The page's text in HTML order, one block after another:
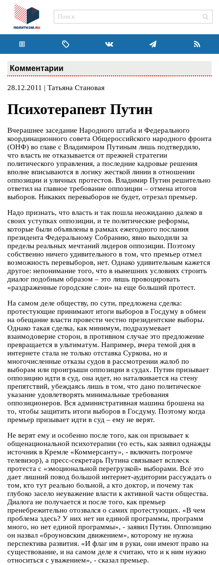
Комментарии
28.12.2011 | Татьяна Становая
Психотерапевт Путин
Вчерашнее заседание Народного штаба и Федерального
координационного совета Общероссийского народного фронта
(ОНФ) во главе с Владимиром Путиным лишь подтвердило,
что власть не отказывается от прежней стратегии
политического управления, а последние кадровые решения
вполне вписываются в логику жесткой линии в отношении
оппозиции и уличных протестов. Владимир Путин решительно
ответил на главное требование оппозиции – отмена итогов
выборов. Никаких перевыборов не будет, отрезал премьер.
Надо признать, что власть и так пошла неожиданно далеко в
своих уступках оппозиции, и те политические реформы,
которые были объявлены в рамках ежегодного послания
президента Федеральному Собранию, явно выходили за
пределы реальных мечтаний лидеров оппозиции. Поэтому
собственно ничего удивительного в том, что премьер отмел
возможность перевыборов, нет. Однако удивительным кажется
другое: непонимание того, что в нынешних условиях строить
диалог подобным образом – это лишь провоцировать
«раздраженные городские слои» на еще больший протест.
На самом деле обществу, по сути, предложена сделка:
протестующие принимают итоги выборов в Госдуму в обмен
на обещание власти провести честно президентские выборы.
Однако такая сделка, как минимум, подразумевает
взаимодоверие сторон, в противном случае это предложение
превращается в ультиматум. Например, вчера темой дня в
интернете стала не только отставка Суркова, но и
многочисленные отказы судов в рассмотрении жалоб по
выборам или проигрыши оппозиции в судах. Путин призывает
оппозицию идти в суд, она идет, но наталкивается на стену
препятствий, убеждаясь лишь в том, что дано политическое
указание удовлетворять минимальные требования
оппозиционеров. Вся административная машина брошена на
то, чтобы защитить итоги выборов в Госдуму. Поэтому когда
премьер призывает идти в суд – ему не верят.
Не верят ему и особенно после того, как он призывает к
общенациональной психотерапии (то есть, как заявил однажды
источник в Кремле «Коммерсанту», - включить погромче
телевизор), а пресс-секретарь Путина связывает всплеск
протеста с «эмоциональной перегрузкой» выборами. Всё это
дает лишний повод большой интернет-аудитории рассуждать о
том, кто тут реально больной, а кто доктор, и почему так
глубоко засело неуважение власти к активной части общества.
Диалога не получается и после того, как премьер
пренебрежительно отозвался о самих протестующих. «В чем
проблема здесь? У них нет ни единой программы, программ
много, но нет единой программы», - заявил Путин. Оппозицию
он назвал «броуновским движением», которому не нужна
перспектива развития. «И флаг им в руки, они имеют право на
существование, и на самом деле я считаю, что и к ним нужно
относиться с уважением», - сказал премьер.